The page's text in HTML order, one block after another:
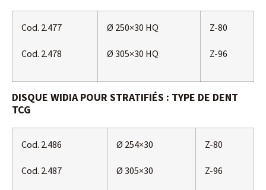
Cod. 2.477
Cod. 2.478
Ø 250×30 HQ
Ø 305×30 HQ
Z-80
Z-96
DISQUE WIDIA POUR STRATIFIÉS : TYPE DE DENT
TCG
Cod. 2.486
Cod. 2.487
Ø 254×30
Ø 305×30
Z-80
Z-96